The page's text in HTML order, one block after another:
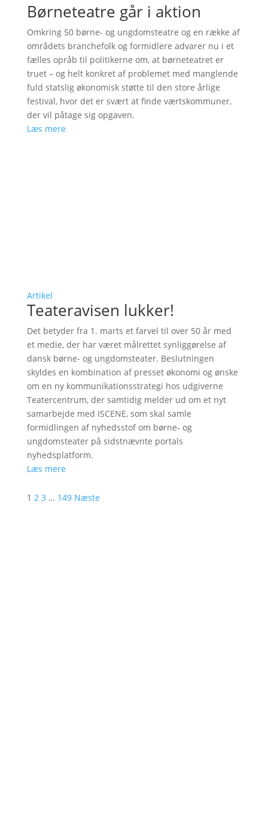
Børneteatre går i aktion
Omkring 50 børne- og ungdomsteatre og en række af
områdets branchefolk og formidlere advarer nu i et
fælles opråb til politikerne om, at børneteatret er
truet – og helt konkret af problemet med manglende
fuld statslig økonomisk støtte til den store årlige
festival, hvor det er svært at finde værtskommuner,
der vil påtage sig opgaven.
Læs mere
Artikel
Teateravisen lukker!
Det betyder fra 1. marts et farvel til over 50 år med
et medie, der har været målrettet synliggørelse af
dansk børne- og ungdomsteater. Beslutningen
skyldes en kombination af presset økonomi og ønske
om en ny kommunikationsstrategi hos udgiverne
Teatercentrum, der samtidig melder ud om et nyt
samarbejde med ISCENE, som skal samle
formidlingen af nyhedsstof om børne- og
ungdomsteater på sidstnævnte portals
nyhedsplatform.
Læs mere
1 2 3 … 149 Næste